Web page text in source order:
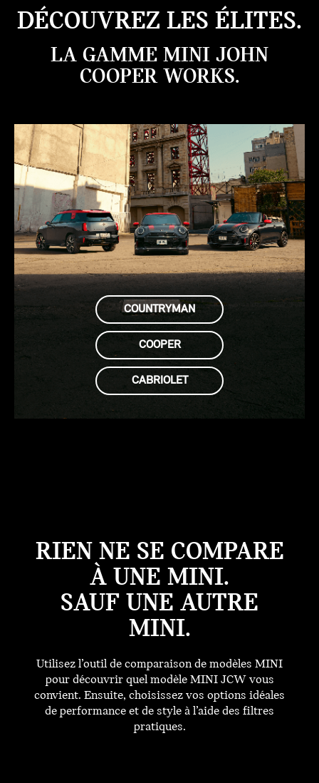
DÉCOUVREZ LES ÉLITES.
LA GAMME MINI JOHN
COOPER WORKS.
COUNTRYMAN
COOPER
CABRIOLET
RIEN NE SE COMPARE
À UNE MINI.
SAUF UNE AUTRE
MINI.
Utilisez l’outil de comparaison de modèles MINI
pour découvrir quel modèle MINI JCW vous
convient. Ensuite, choisissez vos options idéales
de performance et de style à l’aide des filtres
pratiques.